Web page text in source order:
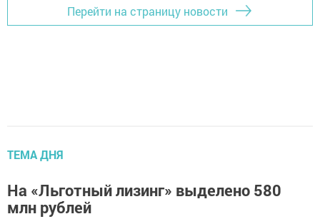
Перейти на страницу новости
ТЕМА ДНЯ
На «Льготный лизинг» выделено 580
млн рублей